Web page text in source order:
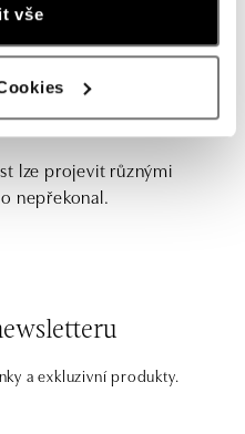
vše
lze projevit různými
nepřekonal.
a exkluzivní produkty.